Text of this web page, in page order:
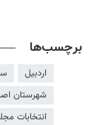
برچسب‌ها
اردبیل
شهرستان
انتخابات مجلس